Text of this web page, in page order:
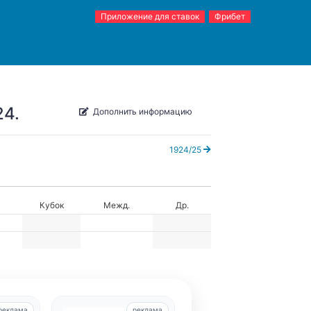
Приложение для ставок Фрибет
Дополнить информацию
1924/25
Кубок Межд. Др.